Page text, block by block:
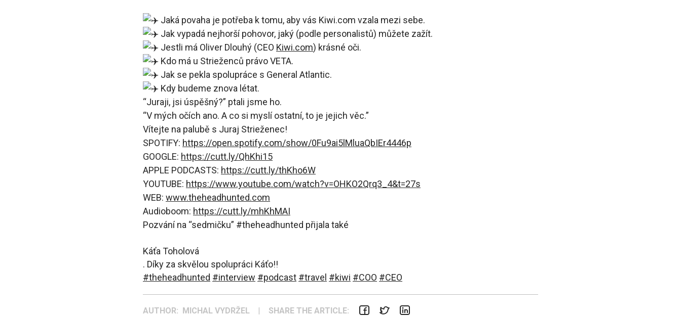
Jaká povaha je potřeba k tomu, aby vás Kiwi.com vzala mezi sebe.
Jak vypadá nejhorší pohovor, jaký (podle personalistů) můžete zažít.
Jestli má Oliver Dlouhý (CEO Kiwi.com) krásné oči.
Kdo má u Strieženců právo VETA.
Jak se pekla spolupráce s General Atlantic.
Kdy budeme znova létat.
“Juraji, jsi úspěšný?” ptali jsme ho.
“V mých očích ano. A co si myslí ostatní, to je jejich věc.”
Vítejte na palubě s Juraj Strieženec!
SPOTIFY: https://open.spotify.com/show/0Fu9ai5lMluaQbIEr4446p
GOOGLE: https://cutt.ly/QhKhi15
APPLE PODCASTS: https://cutt.ly/thKho6W
YOUTUBE: https://www.youtube.com/watch?v=OHKO2Qrq3_4&t=27s
WEB: www.theheadhunted.com
Audioboom: https://cutt.ly/mhKhMAI
Pozvání na “sedmičku” #theheadhunted přijala také
Káťa Toholová
. Díky za skvělou spolupráci Káťo!!
#theheadhunted #interview #podcast #travel #kiwi #COO #CEO
AUTHOR: MICHAL VYDRŽEL | SHARE THE ARTICLE: